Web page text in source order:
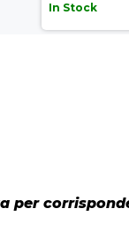
In Stock
per